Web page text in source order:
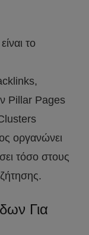
το
Pillar Pages
οργανώνει
τόσο στους
Για